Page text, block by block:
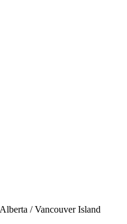
/ Vancouver Island